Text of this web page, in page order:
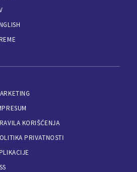
KORIŠĆENJA
PRIVATNOSTI